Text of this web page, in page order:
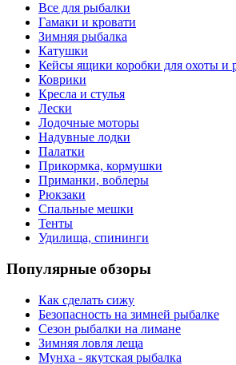
Все для рыбалки
Гамаки и кровати
Зимняя рыбалка
Катушки
Кейсы ящики коробки для охоты и
Коврики
Кресла и стулья
Лески
Лодочные моторы
Надувные лодки
Палатки
Прикормка, кормушки
Приманки, воблеры
Рюкзаки
Спальные мешки
Тенты
Удилища, спининги
Популярные обзоры
Как сделать сижу
Безопасность на зимней рыбалке
Сезон рыбалки на лимане
Зимняя ловля леща
Мунха - якутская рыбалка